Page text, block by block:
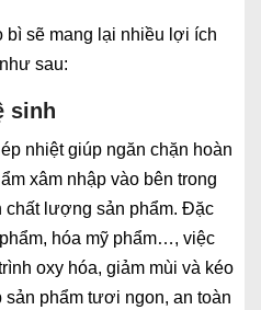
bì sẽ mang lại nhiều lợi ích
sau:
sinh
nhiệt giúp ngăn chặn hoàn
xâm nhập vào bên trong
chất lượng sản phẩm. Đặc
hóa mỹ phẩm…, việc
oxy hóa, giảm mùi và kéo
phẩm tươi ngon, an toàn